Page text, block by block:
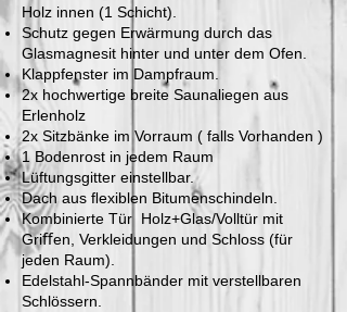
Holz innen (1 Schicht).
Schutz gegen Erwärmung durch das
Glasmagnesit hinter und unter dem Ofen.
Klappfenster im Dampfraum.
2x hochwertige breite Saunaliegen aus
Erlenholz
2x Sitzbänke im Vorraum ( falls Vorhanden )
1 Bodenrost in jedem Raum
Lüftungsgitter einstellbar.
Dach aus ﬂexiblen Bitumenschindeln.
Kombinierte Tür Holz+Glas/Volltür mit
Griﬀen, Verkleidungen und Schloss (für
jeden Raum).
Edelstahl-Spannbänder mit verstellbaren
Schlössern.